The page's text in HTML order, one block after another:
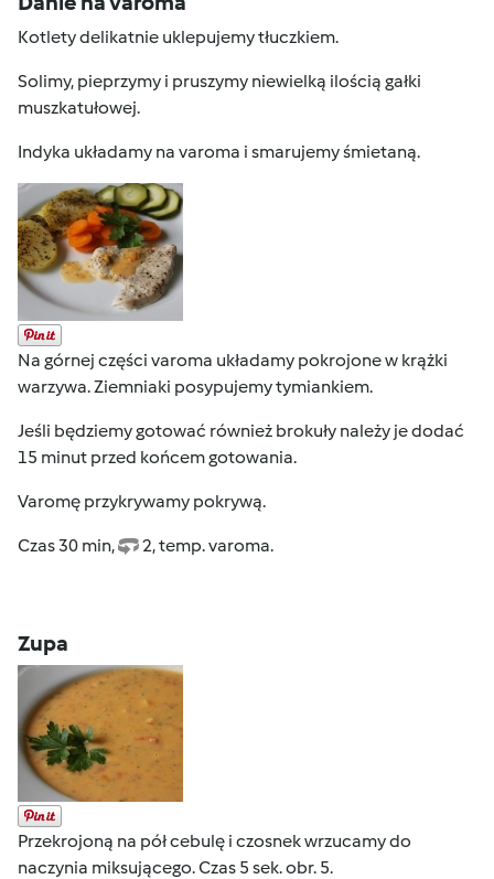
Kotlety delikatnie uklepujemy tłuczkiem.
Solimy, pieprzymy i pruszymy niewielką ilością gałki
muszkatułowej.
Indyka układamy na varoma i smarujemy śmietaną.
Na górnej części varoma układamy pokrojone w krążki
warzywa. Ziemniaki posypujemy tymiankiem.
Jeśli będziemy gotować również brokuły należy je dodać
15 minut przed końcem gotowania.
Varomę przykrywamy pokrywą.
Czas 30 min, 2, temp. varoma.
Zupa
Przekrojoną na pół cebulę i czosnek wrzucamy do
naczynia miksującego. Czas 5 sek. obr. 5.